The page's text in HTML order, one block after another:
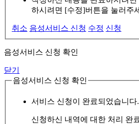
하시려면 [수정]버튼을 눌러주
취소 음성서비스 신청 수정 신청
음성서비스 신청 확인
닫기
음성서비스 신청 확인
서비스 신청이 완료되었습니다.
신청하신 내역에 대한 처리 완